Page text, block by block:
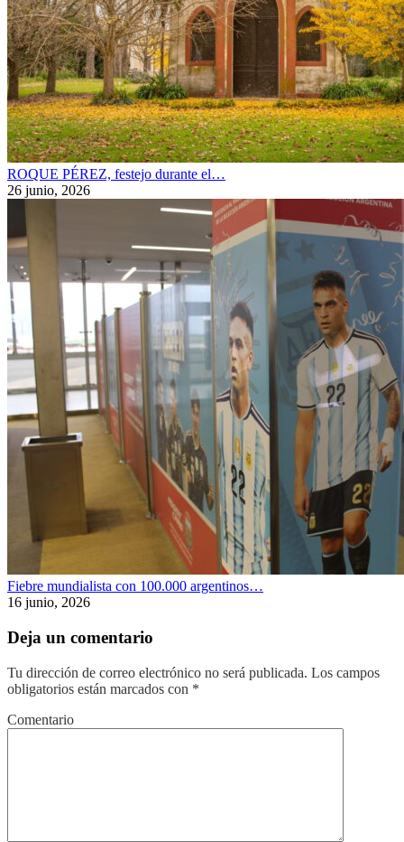
ROQUE PÉREZ, festejo durante el…
26 junio, 2026
Fiebre mundialista con 100.000 argentinos…
16 junio, 2026
Deja un comentario
Tu dirección de correo electrónico no será publicada. Los campos
obligatorios están marcados con *
Comentario